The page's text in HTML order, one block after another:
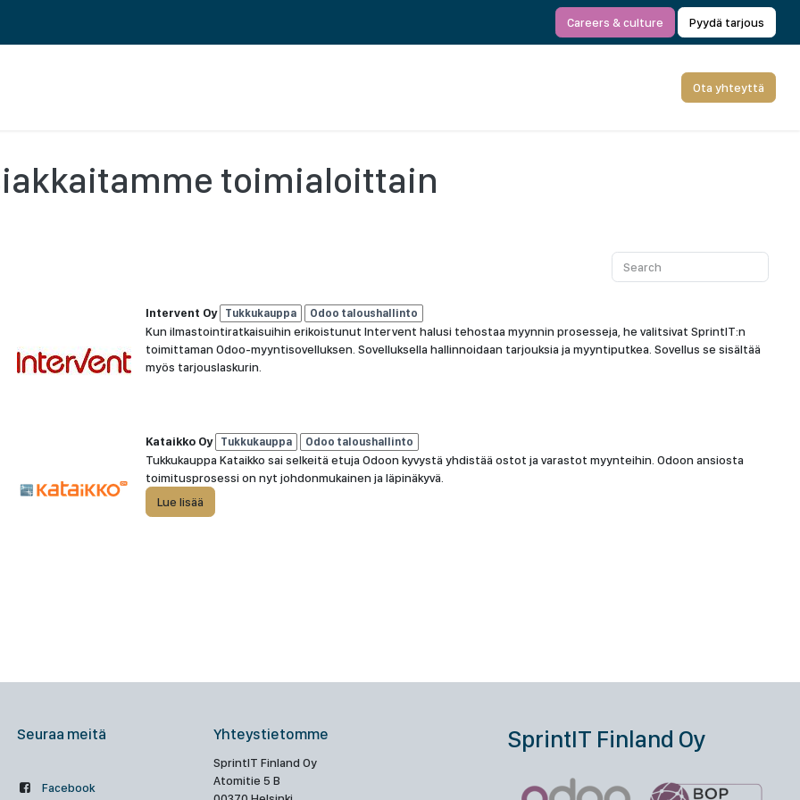
Careers & culture Pyydä tarjous
Ota yhteyttä
toimialoittain
Intervent Oy Tukkukauppa Odoo taloushallinto
Kun ilmastointiratkaisuihin erikoistunut Intervent halusi tehostaa myynnin prosesseja, he valitsivat SprintIT:n
toimittaman Odoo-myyntisovelluksen. Sovelluksella hallinnoidaan tarjouksia ja myyntiputkea. Sovellus se sisältää
myös tarjouslaskurin.
Kataikko Oy Tukkukauppa Odoo taloushallinto
Tukkukauppa Kataikko sai selkeitä etuja Odoon kyvystä yhdistää ostot ja varastot myynteihin. Odoon ansiosta
toimitusprosessi on nyt johdonmukainen ja läpinäkyvä.
Lue lisää
Seuraa meitä
Facebook
Yhteystietomme
SprintIT Finland Oy
Atomitie 5 B
SprintIT Finland Oy